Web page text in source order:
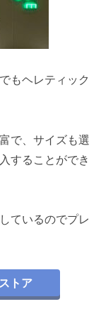
もヘレティック
で、サイズも選
することができ
ているのでプレ
トア